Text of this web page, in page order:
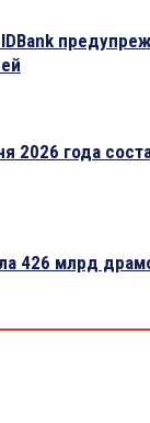
2026 года
426 млрд